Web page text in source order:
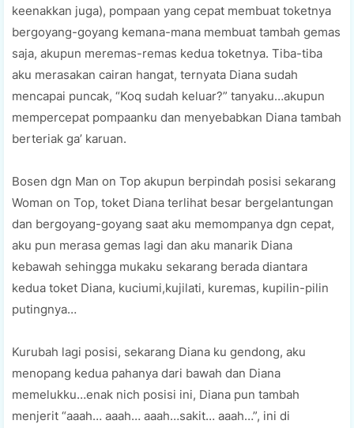
keenakkan juga), pompaan yang cepat membuat toketnya
bergoyang-goyang kemana-mana membuat tambah gemas
saja, akupun meremas-remas kedua toketnya. Tiba-tiba
aku merasakan cairan hangat, ternyata Diana sudah
mencapai puncak, “Koq sudah keluar?” tanyaku…akupun
mempercepat pompaanku dan menyebabkan Diana tambah
berteriak ga’ karuan.
Bosen dgn Man on Top akupun berpindah posisi sekarang
Woman on Top, toket Diana terlihat besar bergelantungan
dan bergoyang-goyang saat aku memompanya dgn cepat,
aku pun merasa gemas lagi dan aku manarik Diana
kebawah sehingga mukaku sekarang berada diantara
kedua toket Diana, kuciumi,kujilati, kuremas, kupilin-pilin
putingnya…
Kurubah lagi posisi, sekarang Diana ku gendong, aku
menopang kedua pahanya dari bawah dan Diana
memelukku…enak nich posisi ini, Diana pun tambah
menjerit “aaah… aaah… aaah…sakit… aaah…”, ini di